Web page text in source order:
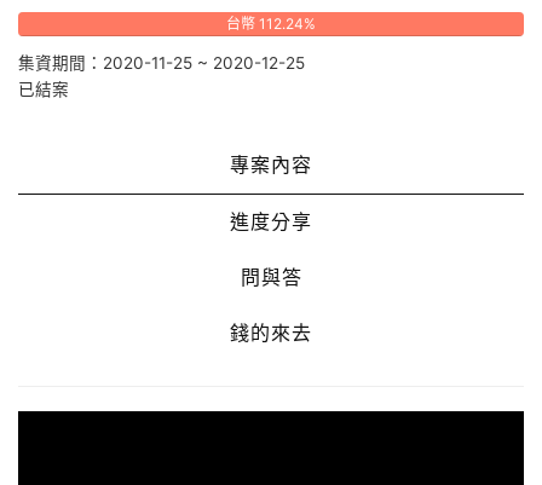
台幣 112.24%
集資期間：2020-11-25 ~ 2020-12-25
已結案
專案內容
進度分享
問與答
錢的來去